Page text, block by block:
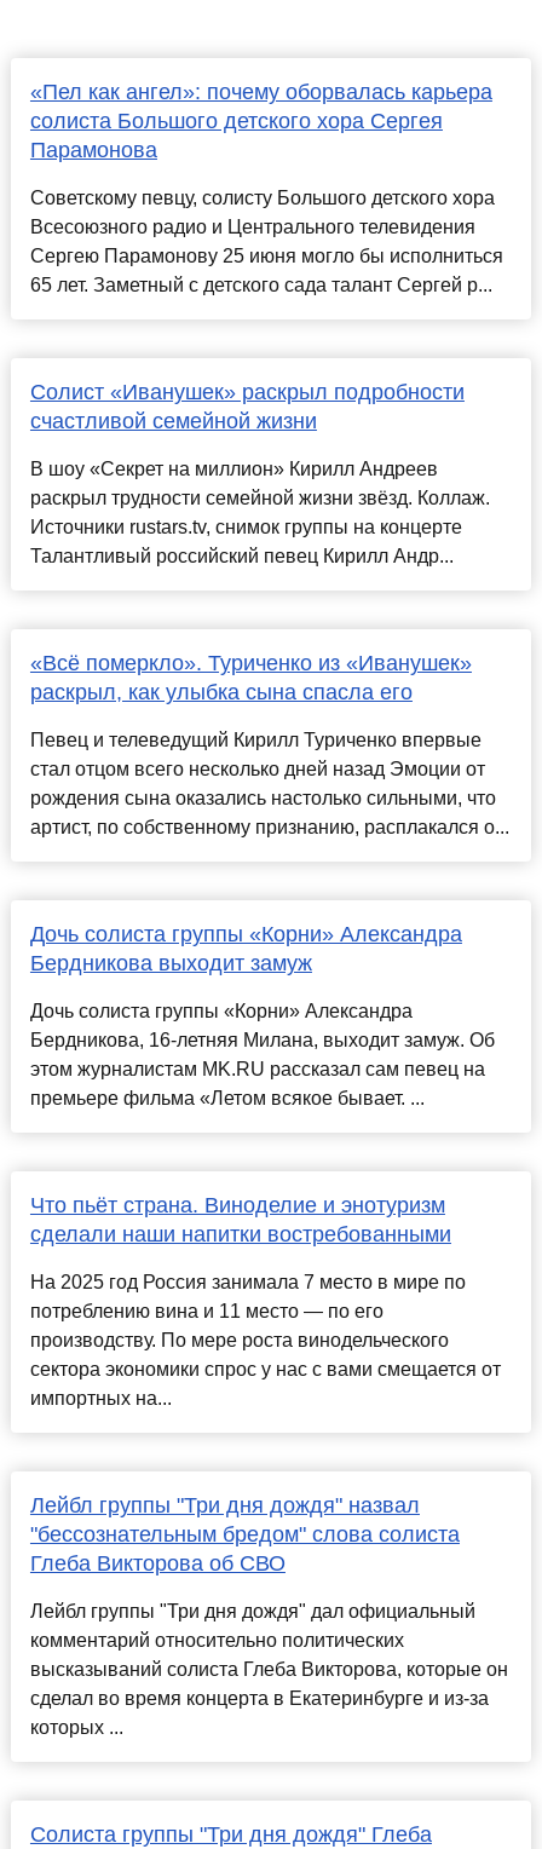
«Пел как ангел»: почему оборвалась карьера
солиста Большого детского хора Сергея
Парамонова
Советскому певцу, солисту Большого детского хора
Всесоюзного радио и Центрального телевидения
Сергею Парамонову 25 июня могло бы исполниться
65 лет. Заметный с детского сада талант Сергей р...
Солист «Иванушек» раскрыл подробности
счастливой семейной жизни
В шоу «Секрет на миллион» Кирилл Андреев
раскрыл трудности семейной жизни звёзд. Коллаж.
Источники rustars.tv, снимок группы на концерте
Талантливый российский певец Кирилл Андр...
«Всё померкло». Туриченко из «Иванушек»
раскрыл, как улыбка сына спасла его
Певец и телеведущий Кирилл Туриченко впервые
стал отцом всего несколько дней назад Эмоции от
рождения сына оказались настолько сильными, что
артист, по собственному признанию, расплакался о...
Дочь солиста группы «Корни» Александра
Бердникова выходит замуж
Дочь солиста группы «Корни» Александра
Бердникова, 16-летняя Милана, выходит замуж. Об
этом журналистам MK.RU рассказал сам певец на
премьере фильма «Летом всякое бывает. ...
Что пьёт страна. Виноделие и энотуризм
сделали наши напитки востребованными
На 2025 год Россия занимала 7 место в мире по
потреблению вина и 11 место — по его
производству. По мере роста винодельческого
сектора экономики спрос у нас с вами смещается от
импортных на...
Лейбл группы "Три дня дождя" назвал
"бессознательным бредом" слова солиста
Глеба Викторова об СВО
Лейбл группы "Три дня дождя" дал официальный
комментарий относительно политических
высказываний солиста Глеба Викторова, которые он
сделал во время концерта в Екатеринбурге и из-за
которых ...
Солиста группы "Три дня дождя" Глеба